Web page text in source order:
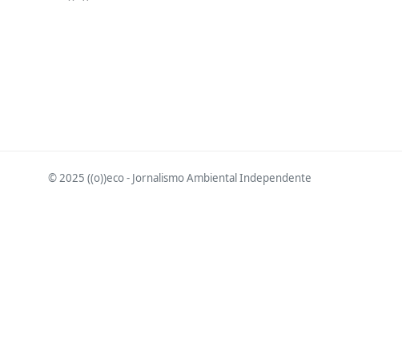
© 2025 ((o))eco - Jornalismo Ambiental Independente